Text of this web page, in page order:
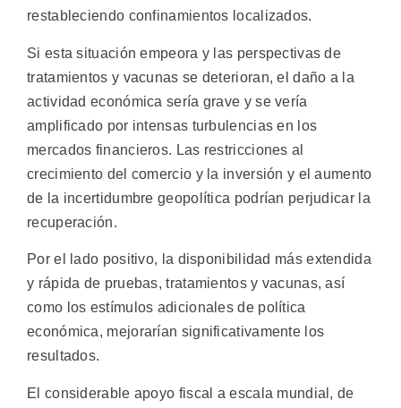
restableciendo confinamientos localizados.
Si esta situación empeora y las perspectivas de
tratamientos y vacunas se deterioran, el daño a la
actividad económica sería grave y se vería
amplificado por intensas turbulencias en los
mercados financieros. Las restricciones al
crecimiento del comercio y la inversión y el aumento
de la incertidumbre geopolítica podrían perjudicar la
recuperación.
Por el lado positivo, la disponibilidad más extendida
y rápida de pruebas, tratamientos y vacunas, así
como los estímulos adicionales de política
económica, mejorarían significativamente los
resultados.
El considerable apoyo fiscal a escala mundial, de